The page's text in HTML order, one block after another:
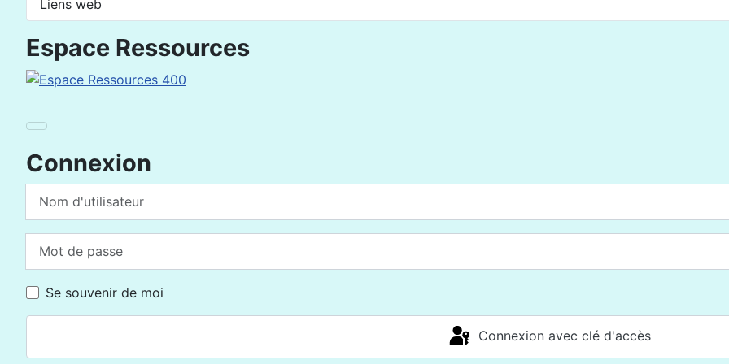
Espace Ressources
Connexion
Se souvenir de moi
Connexion avec clé d'accès
Liens web